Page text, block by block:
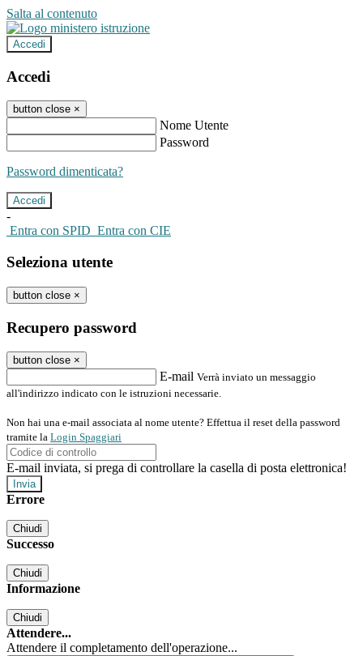
Salta al contenuto
Accedi
Accedi
button close ×
Nome Utente
Password
Password dimenticata?
-
Entra con SPID Entra con CIE
Seleziona utente
button close ×
Recupero password
button close ×
E-mail Verrà inviato un messaggio
all'indirizzo indicato con le istruzioni necessarie.
Non hai una e-mail associata al nome utente? Effettua il reset della password
tramite la Login Spaggiari
E-mail inviata, si prega di controllare la casella di posta elettronica!
Errore
Chiudi
Successo
Chiudi
Informazione
Chiudi
Attendere...
Attendere il completamento dell'operazione...